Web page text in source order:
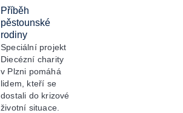
Příběh
pěstounské
rodiny
Speciální projekt
Diecézní charity
v Plzni pomáhá
lidem, kteří se
dostali do krizové
životní situace.